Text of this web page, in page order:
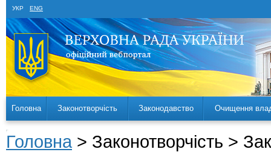
УКР ENG
Головна Законотворчість Законодавство Очищення
Головна > Законотворчість >